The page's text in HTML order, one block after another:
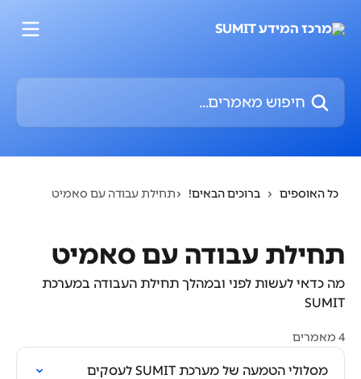
חיפוש מאמרים...
כל האוספים ברוכים הבאים! תחילת עבודה עם סאמיט
תחילת עבודה עם סאמיט
מה כדאי לעשות לפני ובמהלך תחילת העבודה במערכת
SUMIT
4 מאמרים
מסלולי הטמעה של מערכת SUMIT לעסקים